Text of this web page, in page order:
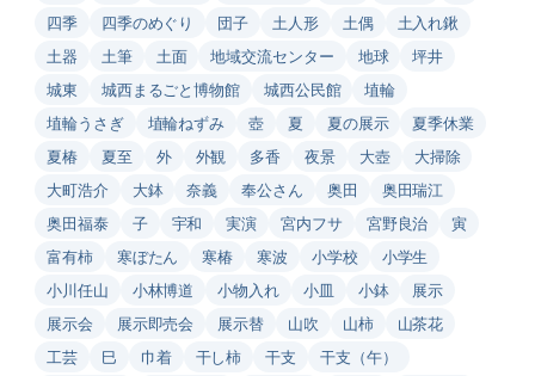
四季 四季のめぐり 団子 土人形 土偶
土入れ鍬
土器
土筆 土面 地域交流センター 地球
坪井
城東
城西まるごと博物館 城西公民館
埴輪
埴輪うさぎ
埴輪ねずみ 壺 夏 夏の展示
夏季休業
夏椿
夏至 外 外観 多香 夜景 大壺
大掃除
大町浩介
大鉢 奈義 奉公さん 奥田
奥田瑞江
奥田福泰
子 宇和 実演 宮内フサ 宮野良治
寅
富有柿
寒ぼたん 寒椿 寒波 小学校
小学生
小川任山
小林博道 小物入れ 小皿 小鉢
展示
展示会
展示即売会 展示替 山吹 山柿
山茶花
工芸
巳 巾着 干し柿 干支
干支（午）